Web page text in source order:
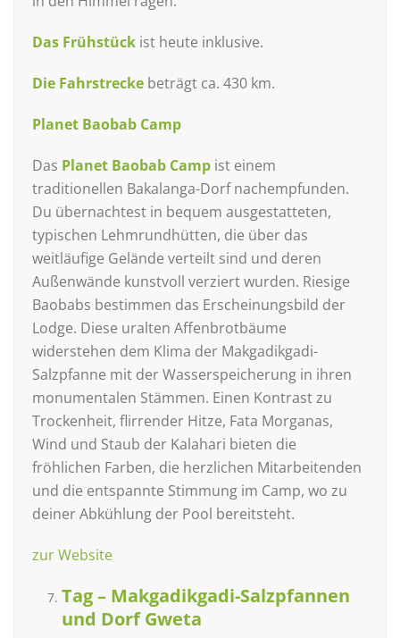
Das Frühstück ist heute inklusive.
Die Fahrstrecke beträgt ca. 430 km.
Planet Baobab Camp
Das Planet Baobab Camp ist einem
traditionellen Bakalanga-Dorf nachempfunden.
Du übernachtest in bequem ausgestatteten,
typischen Lehmrundhütten, die über das
weitläufige Gelände verteilt sind und deren
Außenwände kunstvoll verziert wurden. Riesige
Baobabs bestimmen das Erscheinungsbild der
Lodge. Diese uralten Affenbrotbäume
widerstehen dem Klima der Makgadikgadi-
Salzpfanne mit der Wasserspeicherung in ihren
monumentalen Stämmen. Einen Kontrast zu
Trockenheit, flirrender Hitze, Fata Morganas,
Wind und Staub der Kalahari bieten die
fröhlichen Farben, die herzlichen Mitarbeitenden
und die entspannte Stimmung im Camp, wo zu
deiner Abkühlung der Pool bereitsteht.
zur Website
Tag – Makgadikgadi-Salzpfannen
und Dorf Gweta